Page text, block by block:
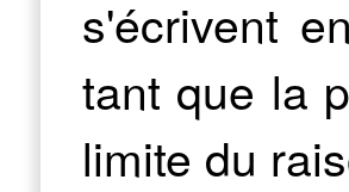
s'écrivent
tant que la
limite du